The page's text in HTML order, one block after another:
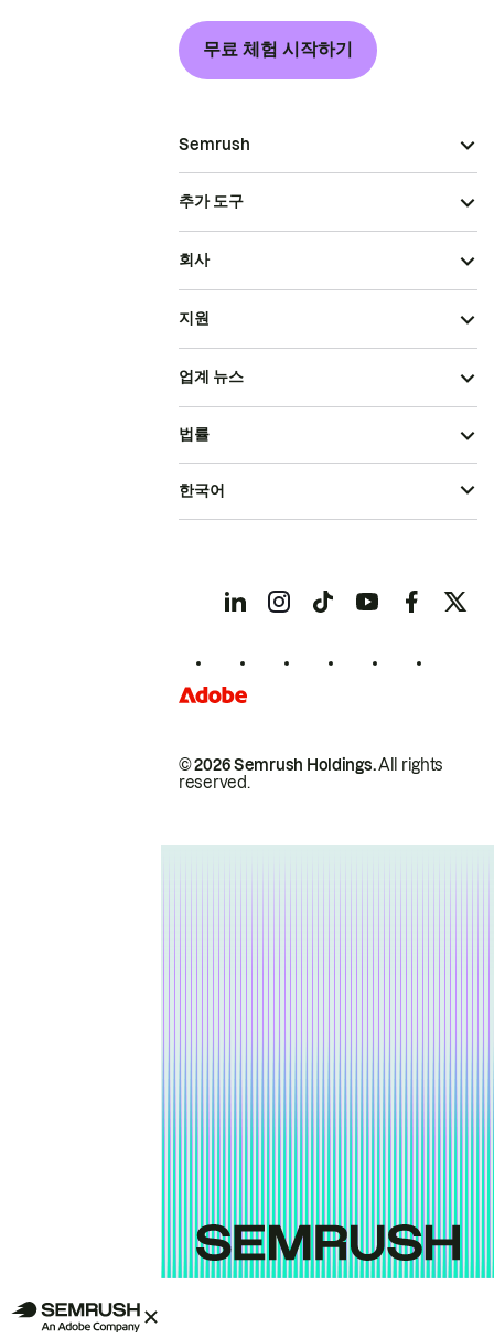
무료 체험 시작하기
Semrush
추가 도구
회사
지원
업계 뉴스
© 2026 Semrush Holdings.All rights
reserved.
법률
한국어